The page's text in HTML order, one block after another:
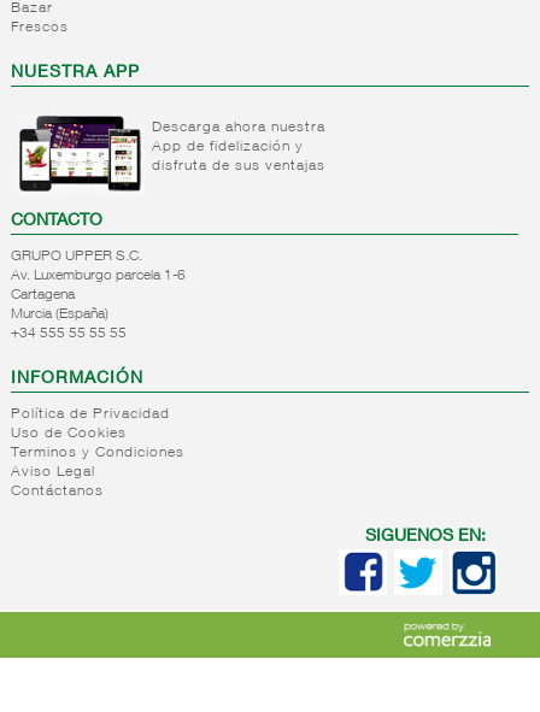
Bazar
Frescos
NUESTRA APP
Descarga ahora nuestra
App de fidelización y
disfruta de sus ventajas
CONTACTO
GRUPO UPPER S.C.
Av. Luxemburgo parcela 1-6
Cartagena
Murcia (España)
+34 555 55 55 55
INFORMACIÓN
Política de Privacidad
Uso de Cookies
Terminos y Condiciones
Aviso Legal
Contáctanos
SIGUENOS EN: